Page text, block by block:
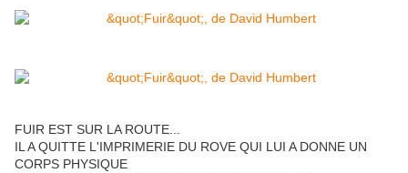
FUIR EST SUR LA ROUTE...
IL A QUITTE L'IMPRIMERIE DU ROVE QUI LUI A DONNE UN
CORPS PHYSIQUE